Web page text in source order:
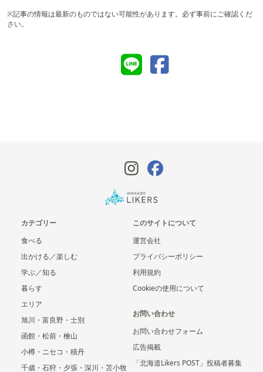
※記事の情報は最新のものではない可能性があります。必ず事前にご確認くだ
さい。
カテゴリー
食べる
出かける／楽しむ
学ぶ／知る
暮らす
エリア
旭川・富良野・士別
函館・松前・檜山
小樽・ニセコ・積丹
千歳・石狩・夕張・深川・苫小牧
このサイトについて
運営会社
プライバシーポリシー
利用規約
Cookieの使用について
お問い合わせ
お問い合わせフォーム
広告掲載
「北海道Likers POST」投稿者募集